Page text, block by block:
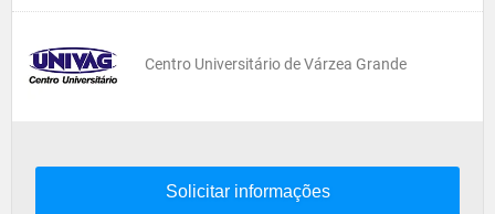
Centro Universitário de Várzea Grande
Solicitar informações